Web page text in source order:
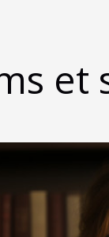
et